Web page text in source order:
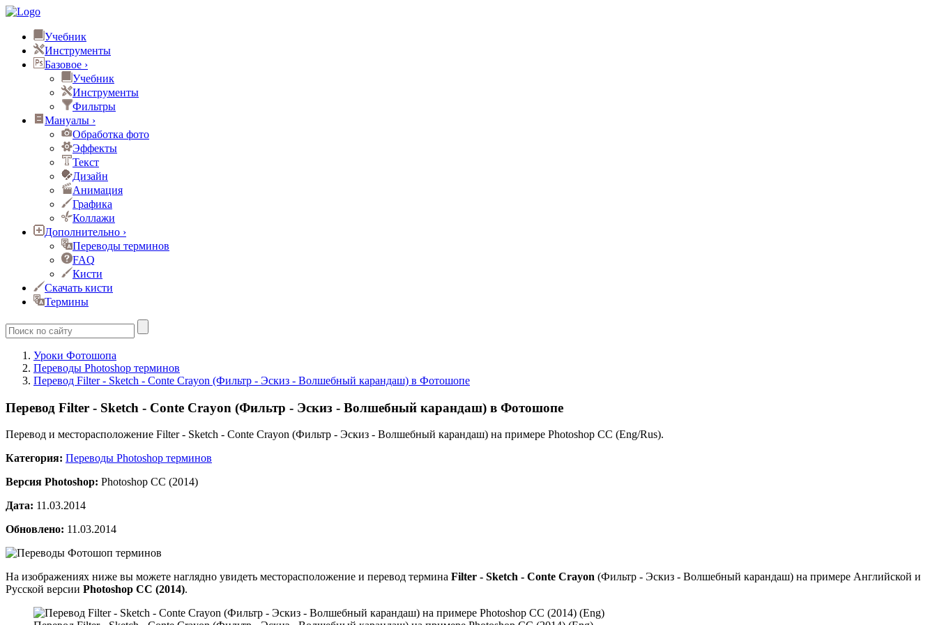
Учебник
Инструменты
Базовое ›
Учебник
Инструменты
Фильтры
Мануалы ›
Обработка фото
Эффекты
Текст
Дизайн
Анимация
Графика
Коллажи
Дополнительно ›
Переводы терминов
FAQ
Кисти
Скачать кисти
Термины
Уроки Фотошопа
Переводы Photoshop терминов
Перевод Filter - Sketch - Conte Crayon (Фильтр - Эскиз - Волшебный карандаш) в Фотошопе
Перевод Filter - Sketch - Conte Crayon (Фильтр - Эскиз - Волшебный карандаш) в Фотошопе
Перевод и месторасположение Filter - Sketch - Conte Crayon (Фильтр - Эскиз - Волшебный карандаш) на примере Photoshop CC (Eng/Rus).
Категория: Переводы Photoshop терминов
Версия Photoshop: Photoshop CC (2014)
Дата: 11.03.2014
Обновлено: 11.03.2014
На изображениях ниже вы можете наглядно увидеть месторасположение и перевод термина Filter - Sketch - Conte Crayon (Фильтр - Эскиз - Волшебный карандаш) на примере Английской и
Русской версии Photoshop CC (2014).